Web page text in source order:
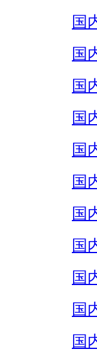
国
国
国
国
国
国
国
国
国
国
国